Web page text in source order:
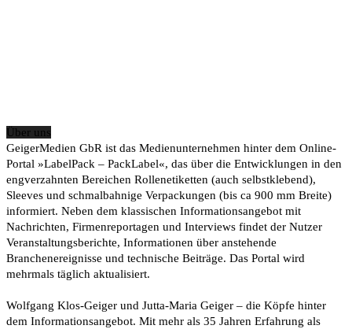
Über uns
GeigerMedien GbR ist das Medienunternehmen hinter dem Online-
Portal »LabelPack – PackLabel«, das über die Entwicklungen in den
engverzahnten Bereichen Rollenetiketten (auch selbstklebend),
Sleeves und schmalbahnige Verpackungen (bis ca 900 mm Breite)
informiert. Neben dem klassischen Informationsangebot mit
Nachrichten, Firmenreportagen und Interviews findet der Nutzer
Veranstaltungsberichte, Informationen über anstehende
Branchenereignisse und technische Beiträge. Das Portal wird
mehrmals täglich aktualisiert.
Wolfgang Klos-Geiger und Jutta-Maria Geiger – die Köpfe hinter
dem Informationsangebot. Mit mehr als 35 Jahren Erfahrung als